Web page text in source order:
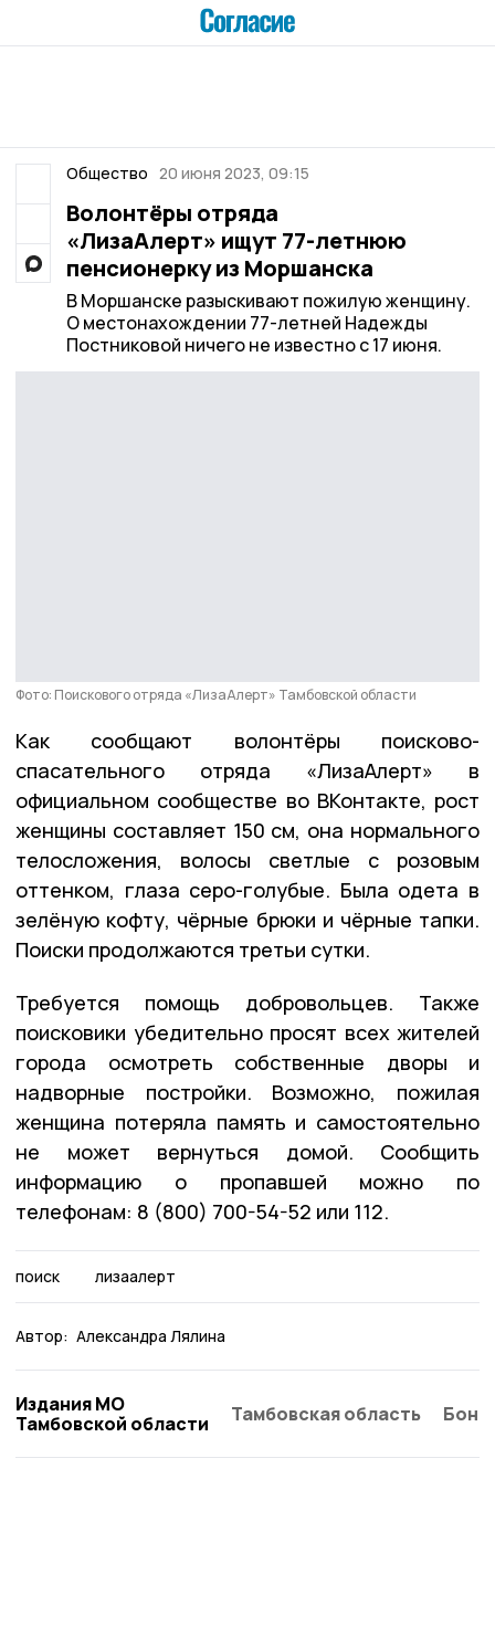
Общество 20 июня 2023, 09:15
Волонтёры отряда
«ЛизаАлерт» ищут 77-летнюю
пенсионерку из Моршанска
В Моршанске разыскивают пожилую женщину.
О местонахождении 77-летней Надежды
Постниковой ничего не известно с 17 июня.
Фото: Поискового отряда «ЛизаАлерт» Тамбовской области
Как сообщают волонтёры поисково-
спасательного отряда «ЛизаАлерт» в
официальном сообществе во ВКонтакте, рост
женщины составляет 150 см, она нормального
телосложения, волосы светлые с розовым
оттенком, глаза серо-голубые. Была одета в
зелёную кофту, чёрные брюки и чёрные тапки.
Поиски продолжаются третьи сутки.
Требуется помощь добровольцев. Также
поисковики убедительно просят всех жителей
города осмотреть собственные дворы и
надворные постройки. Возможно, пожилая
женщина потеряла память и самостоятельно
не может вернуться домой. Сообщить
информацию о пропавшей можно по
телефонам: 8 (800) 700-54-52 или 112.
поиск лизаалерт
Автор: Александра Лялина
Издания МО
Тамбовской области
Тамбовская область